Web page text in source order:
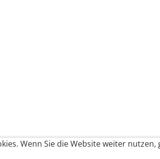
Wenn Sie die Website weiter